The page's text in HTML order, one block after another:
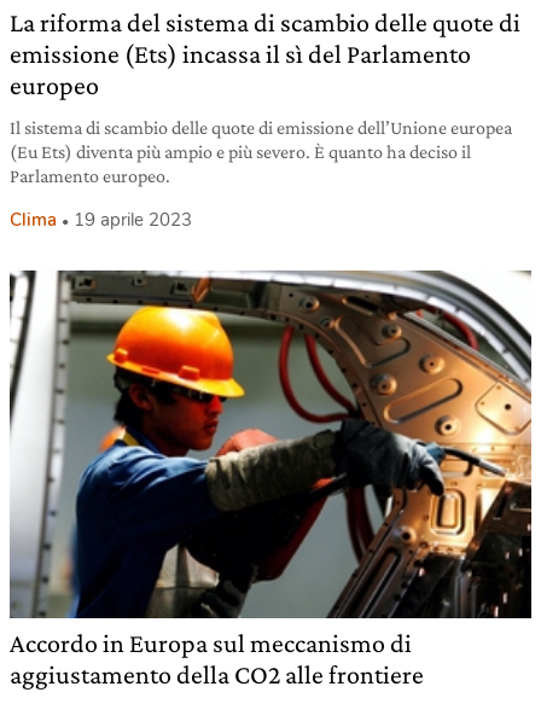
La riforma del sistema di scambio delle quote di
emissione (Ets) incassa il sì del Parlamento
europeo
Il sistema di scambio delle quote di emissione dell’Unione europea
(Eu Ets) diventa più ampio e più severo. È quanto ha deciso il
Parlamento europeo.
Clima 19 aprile 2023
Accordo in Europa sul meccanismo di
aggiustamento della CO2 alle frontiere